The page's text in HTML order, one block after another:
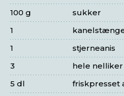
sukker
100 g
1
stjerneanis
1
hele nelliker
3
friskpresset
5 dl